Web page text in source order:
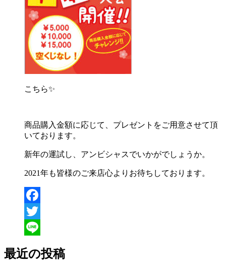
こちら✨
商品購入金額に応じて、プレゼントをご用意させて頂
いております。
新年の運試し、アンビシャスでいかがでしょうか。
2021年も皆様のご来店心よりお待ちしております。
Facebook
Twitter
最近の投稿